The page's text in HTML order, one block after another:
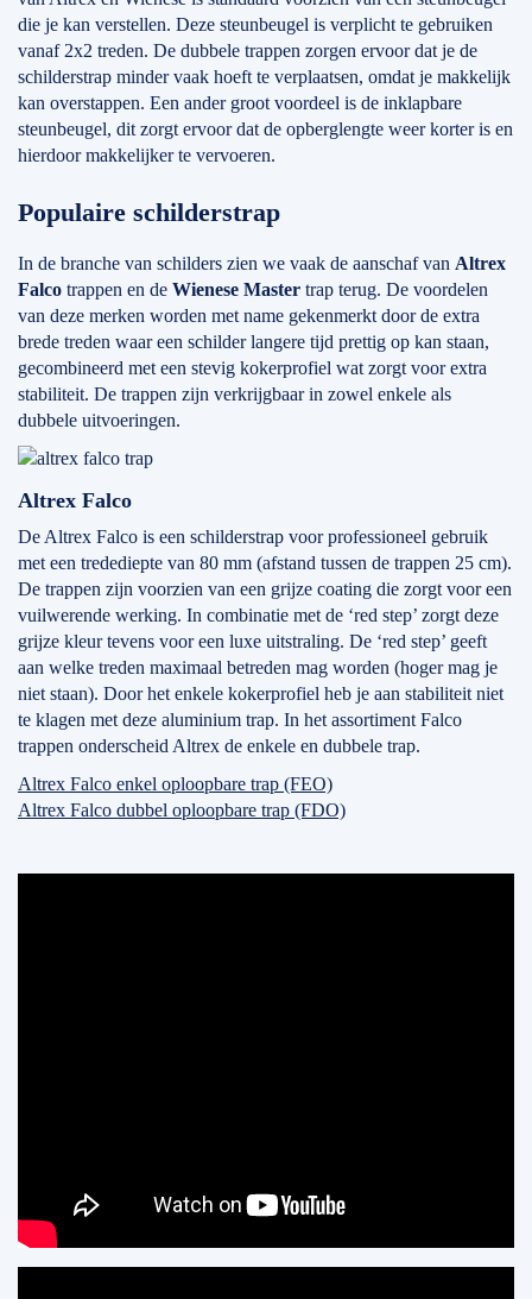
die je kan verstellen. Deze steunbeugel is verplicht te gebruiken
vanaf 2x2 treden. De dubbele trappen zorgen ervoor dat je de
schilderstrap minder vaak hoeft te verplaatsen, omdat je makkelijk
kan overstappen. Een ander groot voordeel is de inklapbare
steunbeugel, dit zorgt ervoor dat de opberglengte weer korter is en
hierdoor makkelijker te vervoeren.
Populaire schilderstrap
In de branche van schilders zien we vaak de aanschaf van Altrex
Falco trappen en de Wienese Master trap terug. De voordelen
van deze merken worden met name gekenmerkt door de extra
brede treden waar een schilder langere tijd prettig op kan staan,
gecombineerd met een stevig kokerprofiel wat zorgt voor extra
stabiliteit. De trappen zijn verkrijgbaar in zowel enkele als
dubbele uitvoeringen.
Altrex Falco
De Altrex Falco is een schilderstrap voor professioneel gebruik
met een tredediepte van 80 mm (afstand tussen de trappen 25 cm).
De trappen zijn voorzien van een grijze coating die zorgt voor een
vuilwerende werking. In combinatie met de ‘red step’ zorgt deze
grijze kleur tevens voor een luxe uitstraling. De ‘red step’ geeft
aan welke treden maximaal betreden mag worden (hoger mag je
niet staan). Door het enkele kokerprofiel heb je aan stabiliteit niet
te klagen met deze aluminium trap. In het assortiment Falco
trappen onderscheid Altrex de enkele en dubbele trap.
Altrex Falco enkel oploopbare trap (FEO)
Altrex Falco dubbel oploopbare trap (FDO)